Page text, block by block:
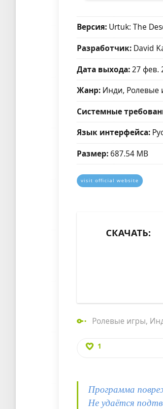
Версия: Urtuk: The
Разработчик: David
Дата выхода:27 фев.
Жанр: Инди, Ролевые
Системные
Язык интерфейса:
Размер:687.54 MB
visit official website
СКАЧАТЬ:
Ролевые игры,
1
Программа
Не удаётся